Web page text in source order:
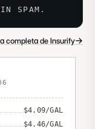
SPAM.
completa de Insurify→
$4.09/GAL
$4.46/GAL